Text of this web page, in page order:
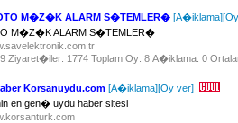
M�Z�K ALARM S�TEMLER� [A�iklama]
M�Z�K ALARM S�TEMLER�
Ziyaret�iler: 1774 Toplam Oy: 8 A�iklama: 0
Korsanuydu.com [A�iklama][Oy ver]
en gen� uydu haber sitesi